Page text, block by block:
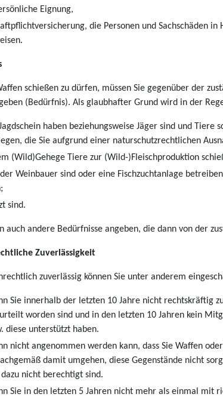
Eignung,
die Personen und Sachschäden
schießen zu dürfen, müssen Sie gegenüber der
(Bedürfnis). Als glaubhafter Grund wird in der
haben beziehungsweise Jäger sind und Tiere
die Sie aufgrund einer naturschutzrechtlichen
(Wild)Gehege Tiere zur (Wild-)Fleischproduktion
Weinbauer sind oder eine Fischzuchtanlage
sind.
auch andere Bedürfnisse angeben, die dann von der
Zuverlässigkeit
zuverlässig können Sie unter anderem
Sie innerhalb der letzten 10 Jahre nicht rechtskräftig
worden sind und in den letzten 10 Jahren kein
diese unterstützt haben.
nicht angenommen werden kann, dass Sie Waffen
damit umgehen, diese Gegenstände nicht
nicht berechtigt sind.
Sie in den letzten 5 Jahren nicht mehr als einmal mit